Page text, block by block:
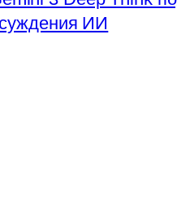
ИИ